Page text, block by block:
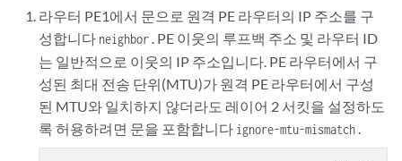
라우터 PE1에서 문으로 원격 PE 라우터의 IP 주소를 구
성합니다 neighbor . PE 이웃의 루프백 주소 및 라우터 ID
는 일반적으로 이웃의 IP 주소입니다. PE 라우터에서 구
성된 최대 전송 단위(MTU)가 원격 PE 라우터에서 구성
된 MTU와 일치하지 않더라도 레이어 2 서킷을 설정하도
록 허용하려면 문을 포함합니다 ignore-mtu-mismatch .